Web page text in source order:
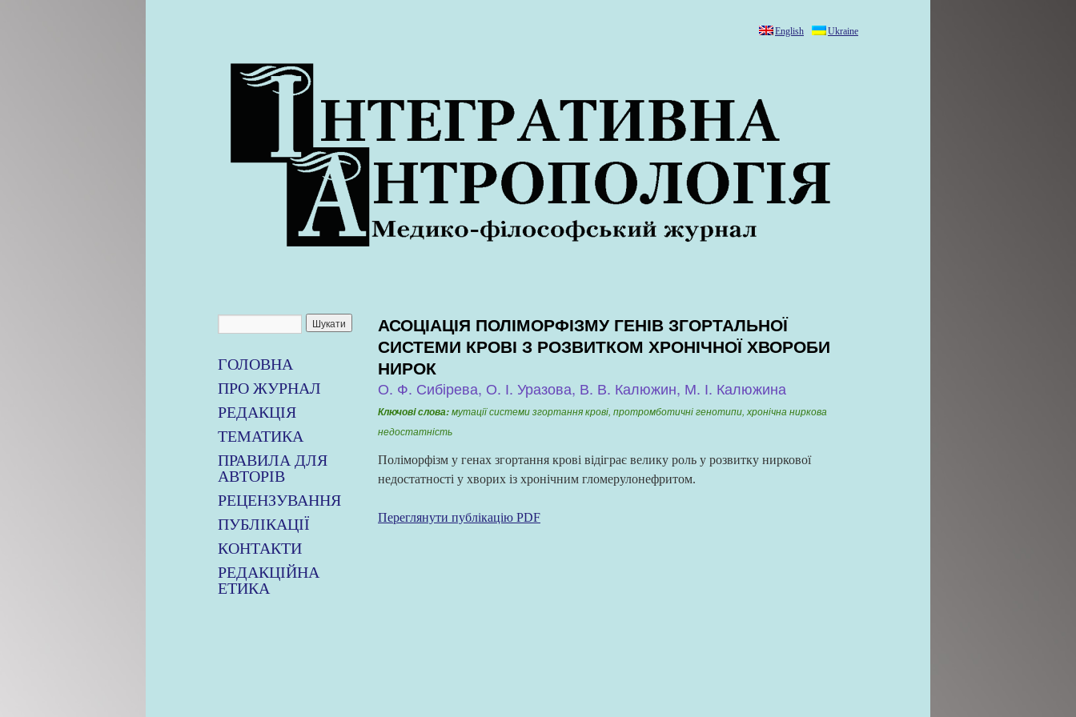
English Ukraine
ГОЛОВНА
ПРО ЖУРНАЛ
РЕДАКЦІЯ
ТЕМАТИКА
ПРАВИЛА ДЛЯ
АВТОРІВ
РЕЦЕНЗУВАННЯ
ПУБЛІКАЦІЇ
КОНТАКТИ
РЕДАКЦІЙНА
ЕТИКА
АСОЦІАЦІЯ ПОЛІМОРФІЗМУ ГЕНІВ ЗГОРТАЛЬНОЇ
СИСТЕМИ КРОВІ З РОЗВИТКОМ ХРОНІЧНОЇ ХВОРОБИ
НИРОК
О. Ф. Сибірева, О. І. Уразова, В. В. Калюжин, М. І. Калюжина
Ключовi слова:мутації системи згортання крові, протромботичні генотипи, хронічна ниркова
недостатність
Поліморфізм у генах згортання крові відіграє велику роль у розвитку ниркової
недостатності у хворих із хронічним гломерулонефритом.
Переглянути публікацію PDF